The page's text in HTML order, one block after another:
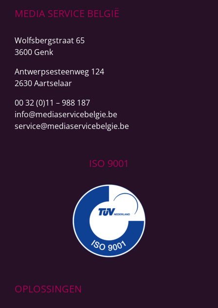
MEDIA SERVICE BELGIË
Wolfsbergstraat 65
3600 Genk
Antwerpsesteenweg 124
2630 Aartselaar
00 32 (0)11 – 988 187
info@mediaservicebelgie.be
service@mediaservicebelgie.be
ISO 9001
OPLOSSINGEN